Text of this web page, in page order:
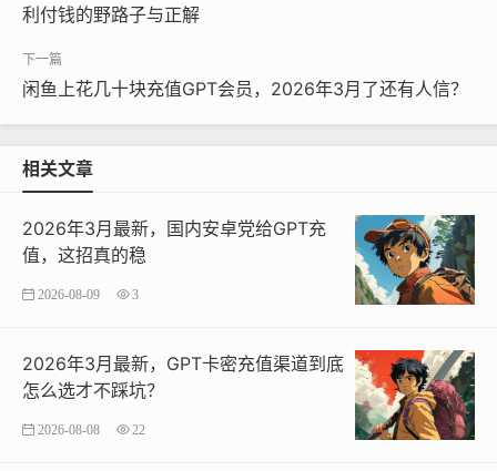
利付钱的野路子与正解
闲鱼上花几十块充值GPT会员，2026年3月了还有人信？
相关文章
2026年3月最新，国内安卓党给GPT充
值，这招真的稳
2026-08-09 3
2026年3月最新，GPT卡密充值渠道到底
怎么选才不踩坑？
2026-08-08 22